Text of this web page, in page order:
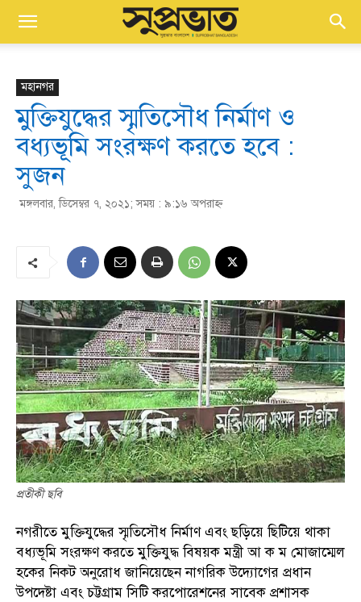
মহানগর
মুক্তিযুদ্ধের স্মৃতিসৌধ নির্মাণ ও
বধ্যভূমি সংরক্ষণ করতে হবে :
সুজন
মঙ্গলবার, ডিসেম্বর ৭, ২০২১; সময় : ৯:১৬ অপরাহ্ণ
প্রতীকী ছবি
নগরীতে মুক্তিযুদ্ধের স্মৃতিসৌধ নির্মাণ এবং ছড়িয়ে ছিটিয়ে থাকা
বধ্যভূমি সংরক্ষণ করতে মুক্তিযুদ্ধ বিষয়ক মন্ত্রী আ ক ম মোজাম্মেল
হকের নিকট অনুরোধ জানিয়েছেন নাগরিক উদ্যোগের প্রধান
উপদেষ্টা এবং চট্টগ্রাম সিটি করপোরেশনের সাবেক প্রশাসক